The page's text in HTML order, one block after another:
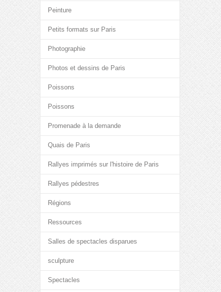
Peinture
Petits formats sur Paris
Photographie
Photos et dessins de Paris
Poissons
Poissons
Promenade à la demande
Quais de Paris
Rallyes imprimés sur l'histoire de Paris
Rallyes pédestres
Régions
Ressources
Salles de spectacles disparues
sculpture
Spectacles